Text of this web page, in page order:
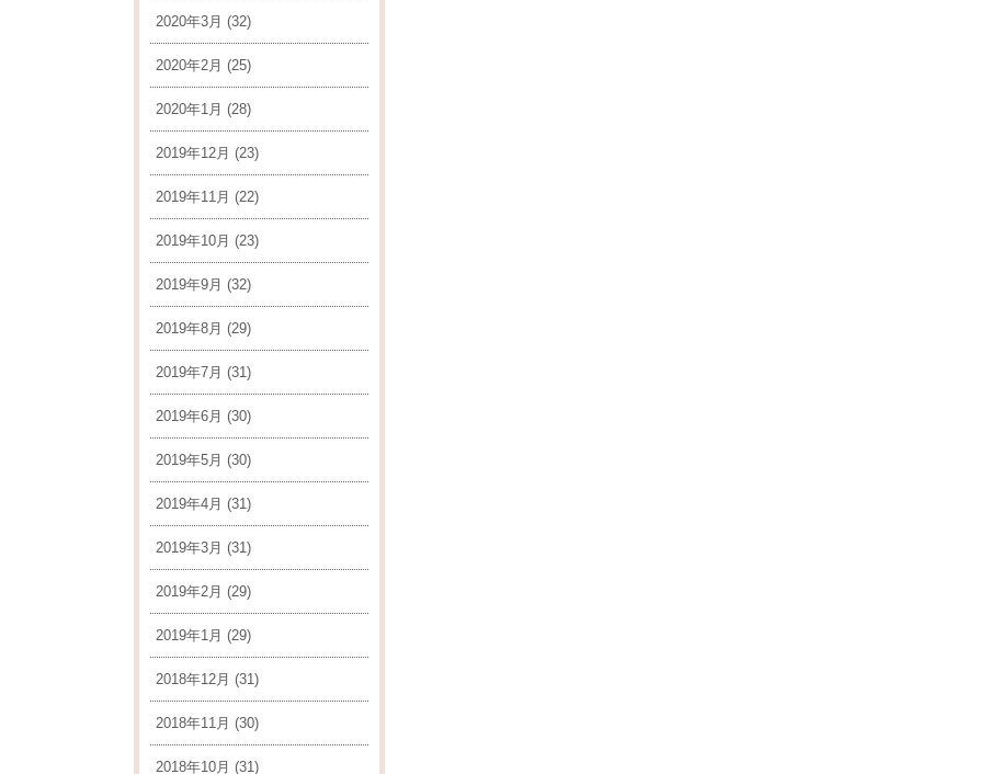
2020年3月 (32)
2020年2月 (25)
2020年1月 (28)
2019年12月 (23)
2019年11月 (22)
2019年10月 (23)
2019年9月 (32)
2019年8月 (29)
2019年7月 (31)
2019年6月 (30)
2019年5月 (30)
2019年4月 (31)
2019年3月 (31)
2019年2月 (29)
2019年1月 (29)
2018年12月 (31)
2018年11月 (30)
2018年10月 (31)